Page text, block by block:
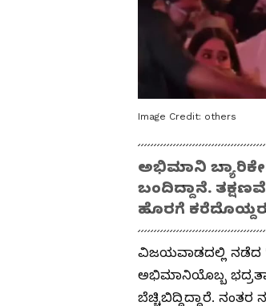
Image Credit: others
ಅಭಿಮಾನಿ
ಬಂದಿದ್ದಾನೆ.
ಹೊರಗೆ
ವಿಜಯವಾಡದಲ್ಲಿ ನಡೆದ
ಅಭಿಮಾನಿಯೊಬ್ಬ
ಬೆಚ್ಚಿಬಿದ್ದಿದ್ದಾರೆ.